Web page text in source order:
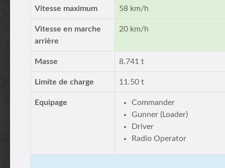
Vitesse maximum 58 km/h
Vitesse en marche
arrière
20 km/h
Masse 8.741 t
Limite de charge 11.50 t
Equipage
Commander
Gunner (Loader)
Driver
Radio Operator